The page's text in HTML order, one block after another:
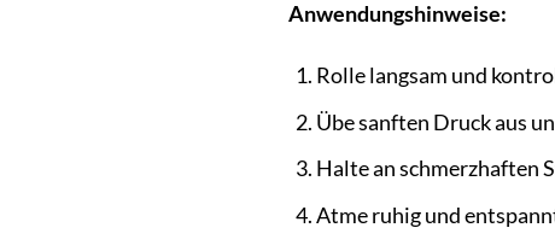
Anwendungshinweise:
Rolle langsam und
Übe sanften Druck aus
Halte an schmerzhaften
Atme ruhig und